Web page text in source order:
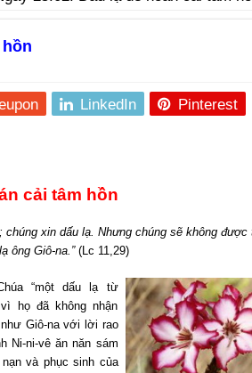
LinkedIn Pinterest
cải tâm hồn
xin dấu lạ. Nhưng chúng sẽ không được
ông Giô-na.”(Lc 11,29)
“một dấu lạ từ
họ đã không nhận
như Giô-na với lời rao
Ni-ni-vê ăn năn sám
và phục sinh của